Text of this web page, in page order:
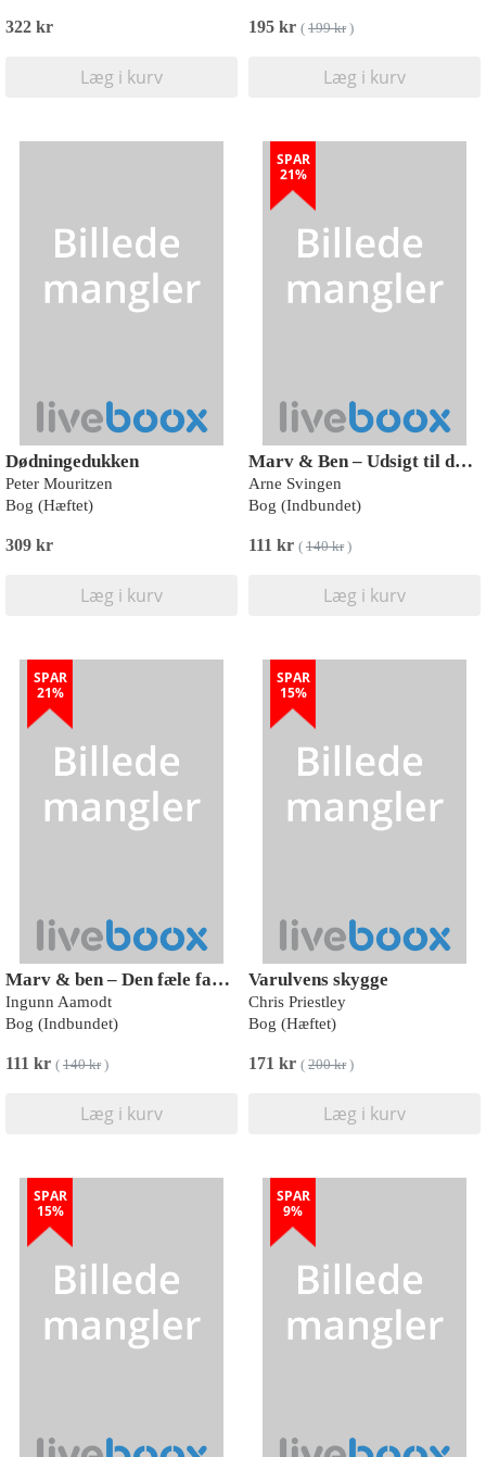
322 kr
Læg i kurv
195 kr ( 199 kr)
Læg i kurv
Dødningedukken
Peter Mouritzen
Bog (Hæftet)
309 kr
Læg i kurv
SPAR
21%
Marv & Ben – Udsigt til døden
Arne Svingen
Bog (Indbundet)
111 kr ( 140 kr)
Læg i kurv
SPAR
21%
Marv & ben – Den fæle fanden
Ingunn Aamodt
Bog (Indbundet)
111 kr ( 140 kr)
Læg i kurv
SPAR
15%
Varulvens skygge
Chris Priestley
Bog (Hæftet)
171 kr ( 200 kr)
Læg i kurv
SPAR
15%
SPAR
9%